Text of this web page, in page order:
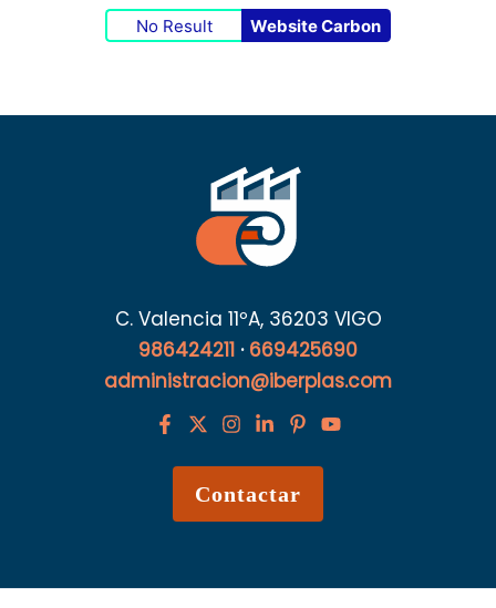
No Result Website Carbon
C. Valencia 11ºA, 36203 VIGO
986424211 · 669425690
administracion@iberplas.com
Contactar